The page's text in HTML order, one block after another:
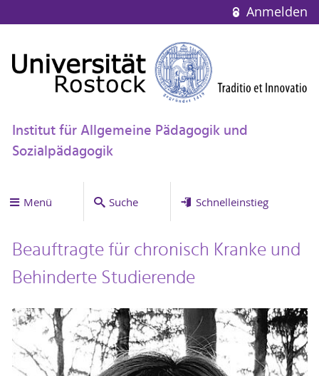
Anmelden
Institut für Allgemeine Pädagogik und
Sozialpädagogik
Menü Suche Schnelleinstieg
Beauftragte für chronisch Kranke und
Behinderte Studierende